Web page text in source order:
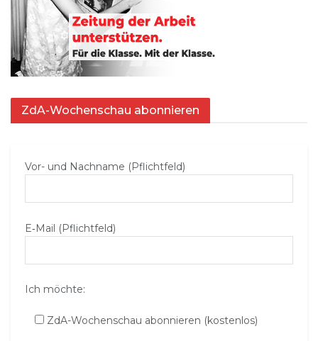
ZdA-Wochenschau abonnieren
Vor- und Nachname (Pflichtfeld)
E‑Mail (Pflichtfeld)
Ich möchte:
ZdA-Wochenschau abonnieren (kostenlos)